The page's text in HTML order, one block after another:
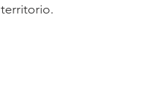
territorio.